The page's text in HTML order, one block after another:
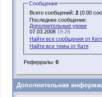
Сообщения
Всего сообщений:2 (0.00
Последнее сообщение:
Дополнительные уроки
07.03.2008 19:28
Найти все сообщения от
Найти все темы от Катя
Реферралы: 0
Дополнительная